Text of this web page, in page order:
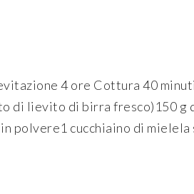
4 ore Cottura 40
di lievito di birra fresco)150
polvere1 cucchiaino di